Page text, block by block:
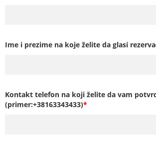
Ime i prezime na koje želite da glasi
Kontakt telefon na koji želite da vam
(primer:+38163343433)*